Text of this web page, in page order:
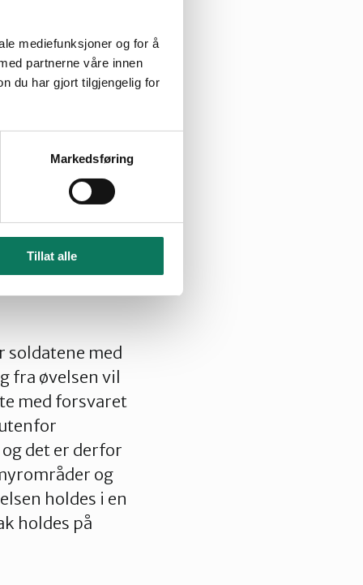
mediefunksjoner og for å
partnerne våre innen
du har gjort tilgjengelig for
Markedsføring
Tillat alle
Øvelsen er
av matjord på
testsenter
vi
hvor 50 000
utslippet fra de
soldatene med
fra øvelsen vil
med forsvaret
det er derfor
og
holdes i en
holdes på